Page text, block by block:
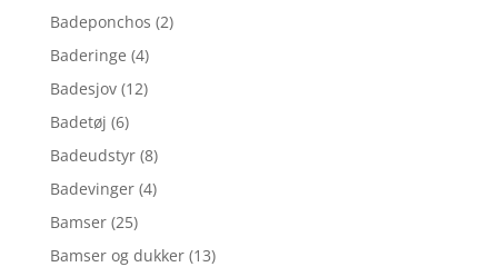
Badeponchos (2)
Baderinge (4)
Badesjov (12)
Badetøj (6)
Badeudstyr (8)
Badevinger (4)
Bamser (25)
Bamser og dukker (13)